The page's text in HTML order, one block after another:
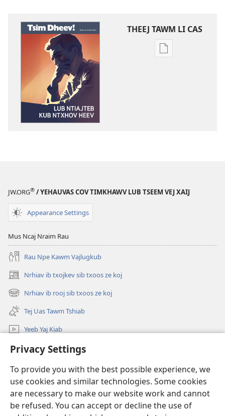
Privacy Settings
To provide you with the best possible experience, we
use cookies and similar technologies. Some cookies
are necessary to make our website work and cannot
be refused. You can accept or decline the use of
THEEJ TAWM LI CAS
Theej
Ntxhov
JW.ORG® / YEHAUVAS COV TIMKHAWV LUB TSEEM VEJ XAIJ
Appearance Settings
Mus Ncaj Nraim Rau
Rau Npe Kawm Vajlugkub
Nrhiav ib txojkev sib txoos ze koj
(opens
new
window)
Nrhiav ib rooj sib txoos ze koj
(opens
new
window)
Tej Uas Tawm Tshiab
Yeeb Yaj Kiab
Nrhiav
Pab Nyiaj Txiag
(opens
new
window)Phau Tsom Faj LUB VEJ XAIJ TSHAWB NRHIAV VAJLUGKUB
(opens